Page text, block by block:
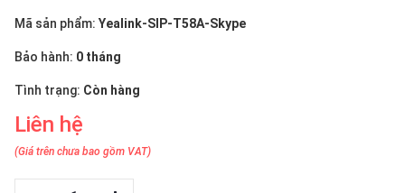
Mã sản phẩm: Yealink-SIP-T58A-Skype
Bảo hành: 0 tháng
Tình trạng: Còn hàng
Liên hệ
(Giá trên chưa bao gồm VAT)
Giới
NGÔN
Tiếng